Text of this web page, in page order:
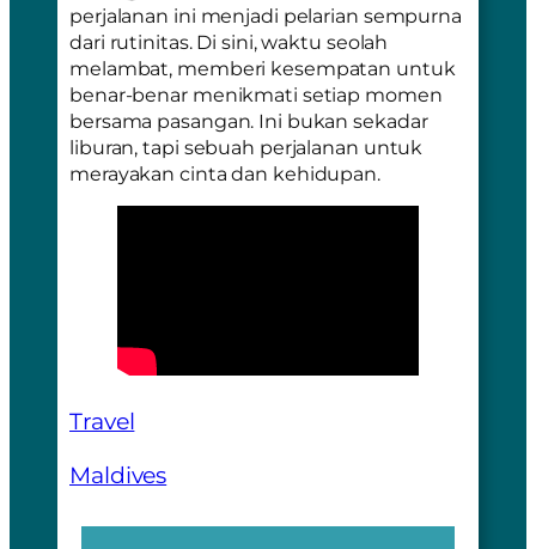
perjalanan ini menjadi pelarian sempurna
dari rutinitas. Di sini, waktu seolah
melambat, memberi kesempatan untuk
benar-benar menikmati setiap momen
bersama pasangan. Ini bukan sekadar
liburan, tapi sebuah perjalanan untuk
merayakan cinta dan kehidupan.
Travel
Maldives